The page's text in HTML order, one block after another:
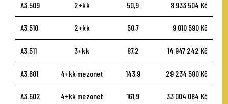
A3.509 2+kk 50,9 8 933 504 Kč
A3.510 2+kk 50,7 9 010 590 Kč
A3.511 3+kk 87,2 14 947 242 Kč
A3.601 4+kk mezonet 143,9 29 234 580 Kč
A3.602 4+kk mezonet 161,9 33 004 084 Kč